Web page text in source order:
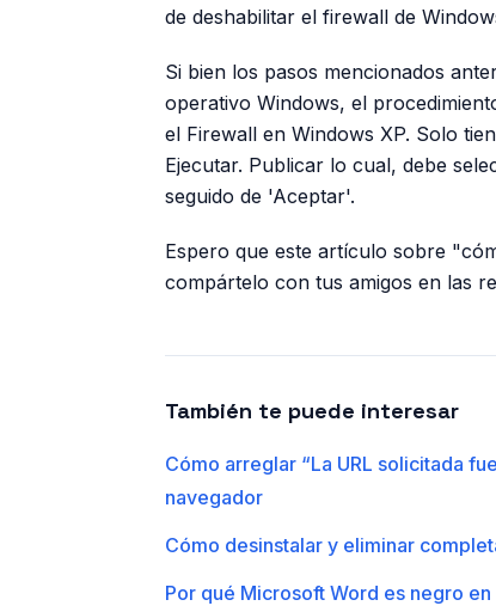
de deshabilitar el firewall de
Si bien los pasos mencionados
operativo Windows, el
el Firewall en Windows XP. Solo
Ejecutar. Publicar lo cual, debe
seguido de 'Aceptar'.
Espero que este artículo sobre
compártelo con tus amigos en las
También te puede interesar
Cómo arreglar “La URL solicitada
navegador
Cómo desinstalar y eliminar
Por qué Microsoft Word es negro